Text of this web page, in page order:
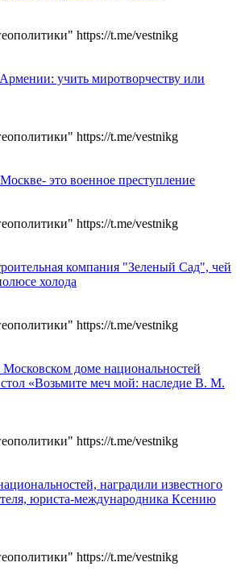
https://t.me/vestnikg
учить миротворчеству или
https://t.me/vestnikg
это военное преступление
https://t.me/vestnikg
компания "Зеленый Сад", чей
холода
https://t.me/vestnikg
доме национальностей
стол «Возьмите меч мой: наследие В. М.
https://t.me/vestnikg
наградили известного
юриста-международника Ксению
https://t.me/vestnikg